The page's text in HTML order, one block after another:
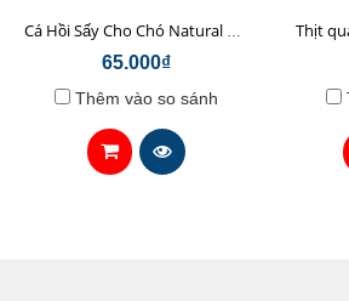
Cá Hồi Sấy Cho Chó Natural Core 45gr
65.000₫
Thêm vào so sánh